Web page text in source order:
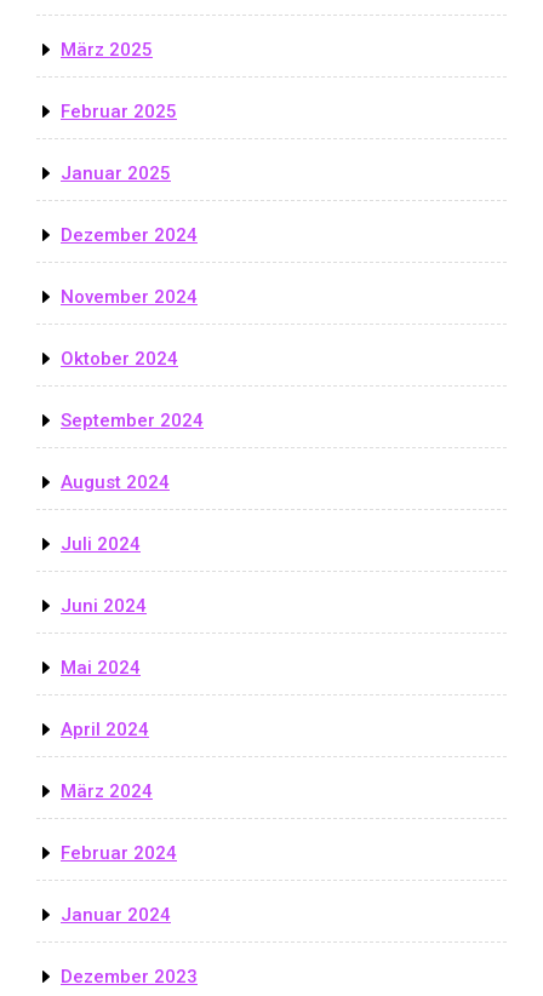
März 2025
Februar 2025
Januar 2025
Dezember 2024
November 2024
Oktober 2024
September 2024
August 2024
Juli 2024
Juni 2024
Mai 2024
April 2024
März 2024
Februar 2024
Januar 2024
Dezember 2023